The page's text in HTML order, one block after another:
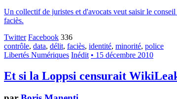
Un collectif de juristes et d'avocats veut saisir le
faciès.
Twitter Facebook 336
contrôle, data, délit, faciès, identité, minorité, police
Libertés Numériques Inédit • 15 décembre 2010
Et si la Loppsi censurait